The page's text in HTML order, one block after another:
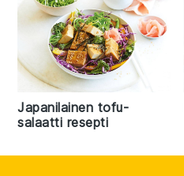
Japanilainen tofu-
salaatti resepti